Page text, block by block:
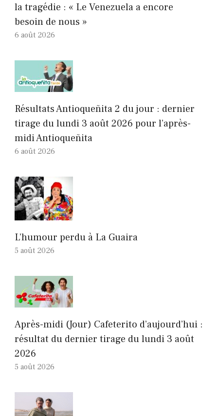
la tragédie : « Le Venezuela a encore
besoin de nous »
6 août 2026
Résultats Antioqueñita 2 du jour : dernier
tirage du lundi 3 août 2026 pour l’après-
midi Antioqueñita
6 août 2026
L’humour perdu à La Guaira
5 août 2026
Après-midi (Jour) Cafeterito d’aujourd’hui :
résultat du dernier tirage du lundi 3 août
2026
5 août 2026